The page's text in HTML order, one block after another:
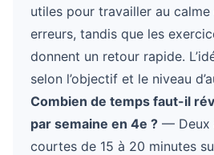
utiles pour travailler au
erreurs, tandis que les
donnent un retour rapide.
selon l’objectif et le niveau
Combien de temps faut-il
par semaine en 4e ? — Deux
courtes de 15 à 20 minutes